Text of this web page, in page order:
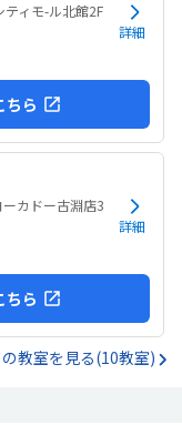
ィモ-ル北館2F
詳細
ちら
カドー古淵店3
詳細
ちら
教室を見る(10教室)